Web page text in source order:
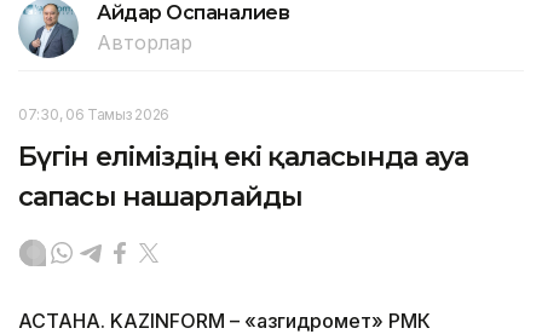
Айдар Оспаналиев
Авторлар
07:30, 06 Тамыз 2026
Бүгін еліміздің екі қаласында ауа
сапасы нашарлайды
АСТАНА. KAZINFORM – «Қазгидромет» РМК